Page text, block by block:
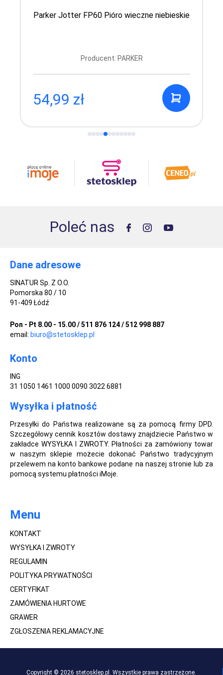
Parker Jotter FP60 Pióro wieczne niebieskie
Producent: PARKER
54,99 zł
Poleć nas
Dane adresowe
SINATUR Sp. Z O.O.
Pomorska 80 / 10
91-409 Łódź
Pon - Pt 8.00 - 15.00 / 511 876 124 / 512 998 887
email: biuro@stetosklep.pl
Konto
ING
31 1050 1461 1000 0090 3022 6881
Wysyłka i płatność
Przesyłki do Państwa realizowane są za pomocą firmy DPD.
Szczegółowy cennik kosztów dostawy znajdziecie Państwo w
zakładce WYSYŁKA I ZWROTY. Płatności za zamówiony towar
w naszym sklepie możecie dokonać Państwo tradycyjnym
przelewem na konto bankowe podane na naszej stronie lub za
pomocą systemu płatności iMoje.
Menu
KONTAKT
WYSYŁKA I ZWROTY
REGULAMIN
POLITYKA PRYWATNOŚCI
CERTYFIKAT
ZAMÓWIENIA HURTOWE
GRAWER
ZGŁOSZENIA REKLAMACYJNE
Copyright © 2026 stetosklep.pl. Wszystkie prawa zastrzeżone.